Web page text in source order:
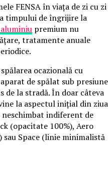
FENSA în viața de zi cu zi
timpului de îngrijire la
premium nu
tratamente anuale
ocazională cu
de spălat sub presiune
la stradă. În doar câteva
la aspectul inițial din ziua
indiferent de
(opacitate 100%), Aero
Space (linie minimalistă